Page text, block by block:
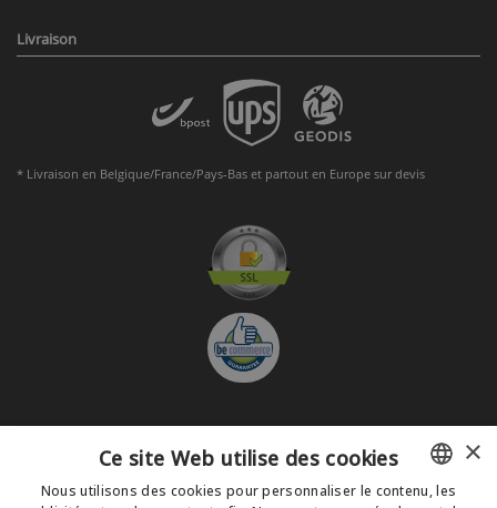
Livraison
* Livraison en Belgique/France/Pays-Bas et partout en Europe sur devis
S'abonner à la Newsletter ×
Ce site Web utilise des cookies
Nous utilisons des cookies pour personnaliser le contenu, les